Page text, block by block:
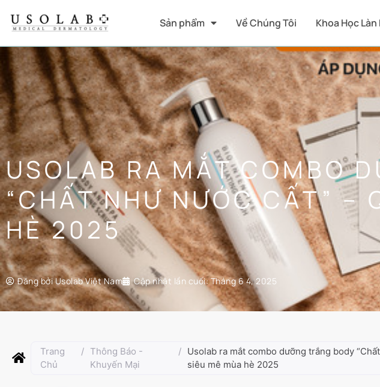
Sản phẩm Về Chúng Tôi Khoa Học Làn
USOLAB RA MẮT COMBO
“CHẤT NHƯ NƯỚC CẤT” –
HÈ 2025
Đăng bởiUsolab Việt Nam Cập nhật lần cuối:Tháng 6 4, 2025
Trang
Chủ
/ Thông Báo -
Khuyến Mại
/ Usolab ra mắt combo dưỡng trắng body
siêu mê mùa hè 2025